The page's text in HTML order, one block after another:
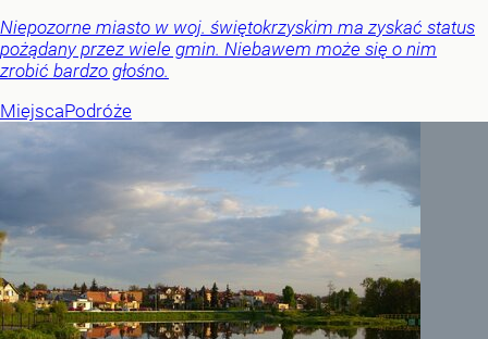
Niepozorne miasto w woj. świętokrzyskim ma zyskać status
pożądany przez wiele gmin. Niebawem może się o nim
zrobić bardzo głośno.
MiejscaPodróże